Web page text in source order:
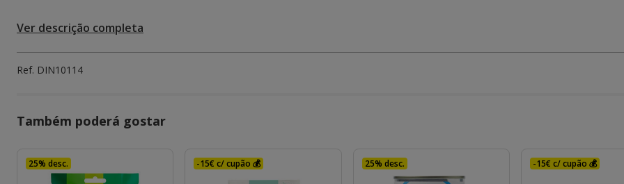
Ver descrição completa
Ref. DIN10114
Também poderá gostar
25% desc. -15€ c/ cupão 💰 25% desc. -15€ c/ cupão 💰